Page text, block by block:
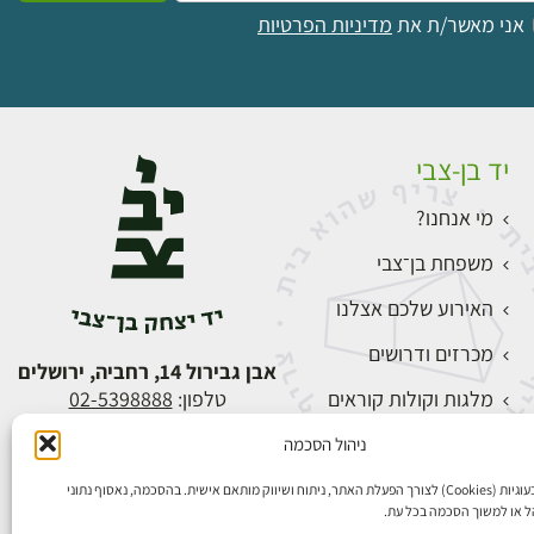
ניהול הסכמה
אנו משתמשים בעוגיות (Cookies) לצורך הפעלת האתר, ניתוח ושיווק מותאם אישית. בהסכמה, נאסוף נתוני
או למשוך הסכמה בכל עת.
אני מאשר/ת את מדיניות הפרטיות
יד בן-צבי
מי אנחנו?
משפחת בן־צבי
האירוע שלכם אצלנו
מכרזים ודרושים
מלגות וקולות קוראים
התחברות
אבן גבירול 14, רחביה, ירושלים
טלפון: 02-5398888